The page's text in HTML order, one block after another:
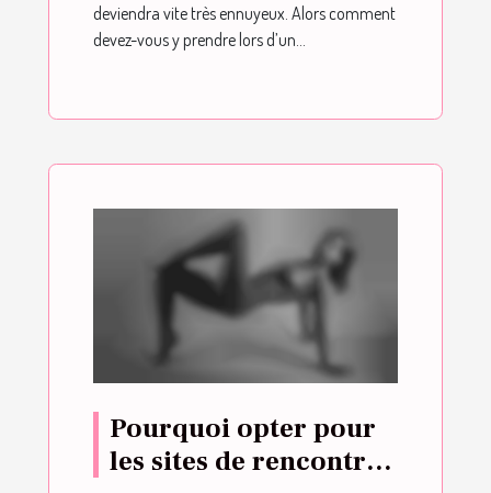
deviendra vite très ennuyeux. Alors comment
devez-vous y prendre lors d’un...
Pourquoi opter pour
les sites de rencontre